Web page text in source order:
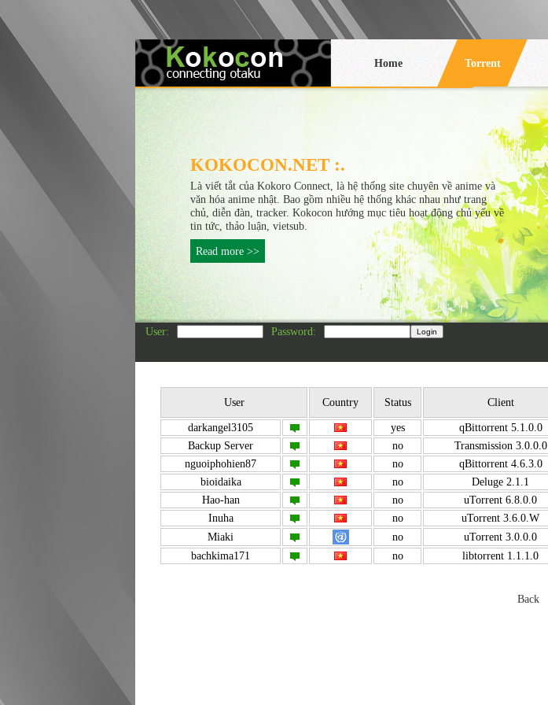
Home Torrent
KOKOCON.NET :.
Là viết tắt của Kokoro Connect, là hệ thống site chuyên về anime và
văn hóa anime nhật. Bao gồm nhiều hệ thống khác nhau như trang
chủ, diễn đàn, tracker. Kokocon hướng mục tiêu hoạt động chủ yếu về
tin tức, thảo luận, vietsub.
Read more >>
User: Password:
User Country Status Client
darkangel3105
yes qBittorrent 5.1.0.0
Backup Server
no Transmission 3.0.0.0
nguoiphohien87
no qBittorrent 4.6.3.0
bioidaika
no Deluge 2.1.1
Hao-han
no uTorrent 6.8.0.0
Inuha
no uTorrent 3.6.0.W
Miaki
no uTorrent 3.0.0.0
bachkima171
no libtorrent 1.1.1.0
Back